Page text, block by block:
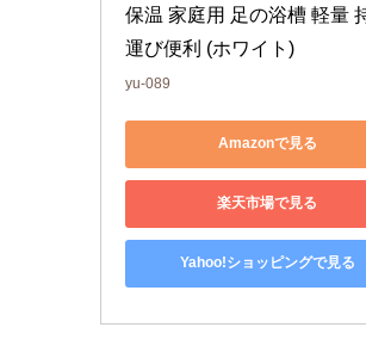
保温 家庭用 足の浴槽 軽量
運び便利 (ホワイト)
yu-089
Amazonで見る
楽天市場で見る
Yahoo!ショッピングで見る